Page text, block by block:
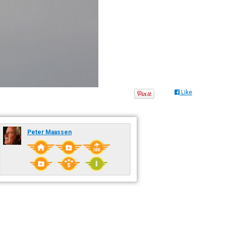
Like
Peter Maassen